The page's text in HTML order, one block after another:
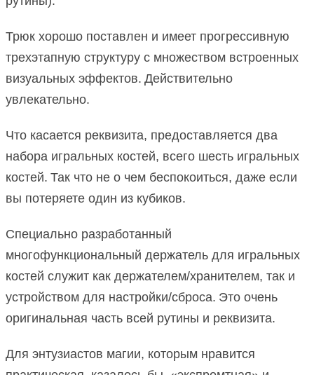
Трюк хорошо поставлен и имеет прогрессивную
трехэтапную структуру с множеством встроенных
визуальных эффектов. Действительно
увлекательно.
Что касается реквизита, предоставляется два
набора игральных костей, всего шесть игральных
костей. Так что не о чем беспокоиться, даже если
вы потеряете один из кубиков.
Специально разработанный
многофункциональный держатель для игральных
костей служит как держателем/хранителем, так и
устройством для настройки/сброса. Это очень
оригинальная часть всей рутины и реквизита.
Для энтузиастов магии, которым нравится